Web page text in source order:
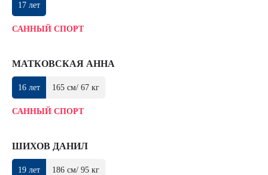
17 лет
САННЫЙ СПОРТ
МАТКОВСКАЯ АННА
16 лет 165 см/ 67 кг
САННЫЙ СПОРТ
ШИХОВ ДАНИЛ
19 лет 186 см/ 95 кг